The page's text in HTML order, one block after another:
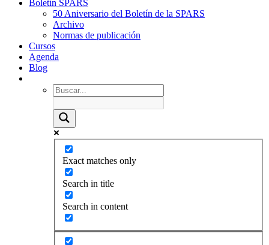
Boletín SPARS
50 Aniversario del Boletín de la SPARS
Archivo
Normas de publicación
Cursos
Agenda
Blog
Exact matches only
Search in title
Search in content